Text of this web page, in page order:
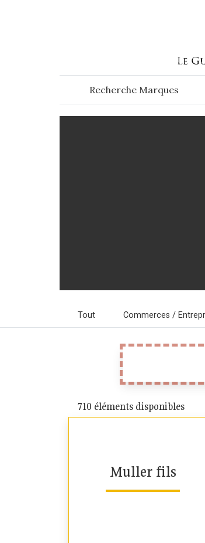
Recherche Marques
Tout Commerces /
710 éléments disponibles
Muller fils